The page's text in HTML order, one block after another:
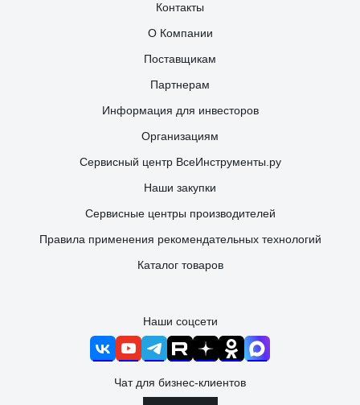
Контакты
О Компании
Поставщикам
Партнерам
Информация для инвесторов
Организациям
Сервисный центр ВсеИнструменты.ру
Наши закупки
Сервисные центры производителей
Правила применения рекомендательных технологий
Каталог товаров
Наши соцсети
Чат для бизнес-клиентов